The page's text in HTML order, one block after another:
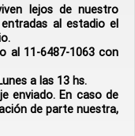
lejos de nuestro
al estadio el
.
al 11-6487-1063 con
a las 13 hs.
enviado. En caso de
de parte nuestra,